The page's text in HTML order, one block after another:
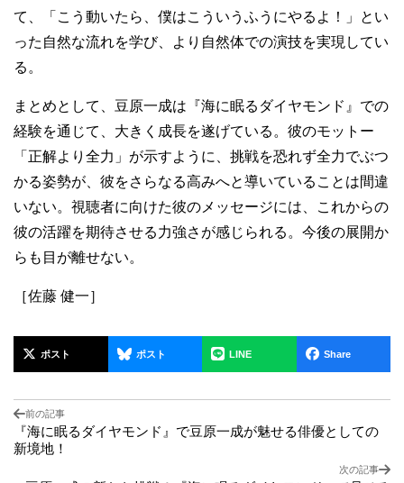
て、「こう動いたら、僕はこういうふうにやるよ！」とい
った自然な流れを学び、より自然体での演技を実現してい
る。
まとめとして、豆原一成は『海に眠るダイヤモンド』での
経験を通じて、大きく成長を遂げている。彼のモットー
「正解より全力」が示すように、挑戦を恐れず全力でぶつ
かる姿勢が、彼をさらなる高みへと導いていることは間違
いない。視聴者に向けた彼のメッセージには、これからの
彼の活躍を期待させる力強さが感じられる。今後の展開か
らも目が離せない。
［佐藤 健一］
ポスト ポスト LINE Share
前の記事
『海に眠るダイヤモンド』で豆原一成が魅せる俳優としての
新境地！
次の記事